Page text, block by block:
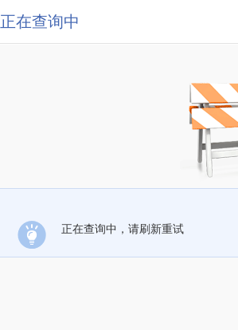
正在查询中
正在查询中，请刷新重试